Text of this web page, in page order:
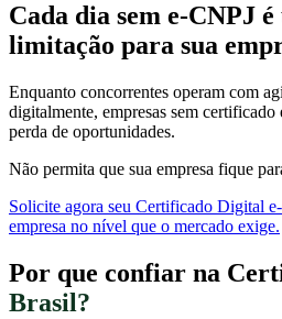
Cada dia sem e-CNPJ
limitação para sua
Enquanto concorrentes operam com
digitalmente, empresas sem certificado
perda de oportunidades.
Não permita que sua empresa fique
Solicite agora seu Certificado Digital
empresa no nível que o mercado exige.
Por que confiar na
Brasil?